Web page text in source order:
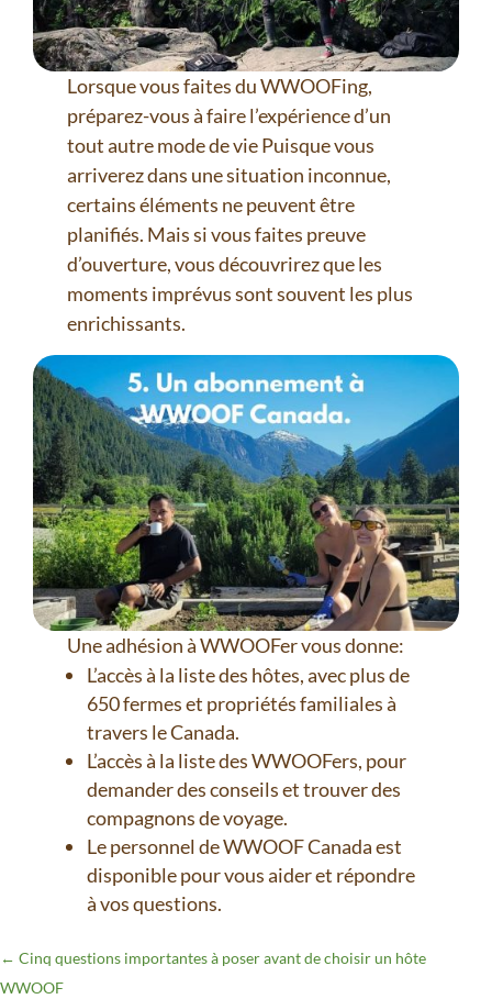
Lorsque vous faites du WWOOFing,
préparez-vous à faire l’expérience d’un
tout autre mode de vie Puisque vous
arriverez dans une situation inconnue,
certains éléments ne peuvent être
planifiés. Mais si vous faites preuve
d’ouverture, vous découvrirez que les
moments imprévus sont souvent les plus
enrichissants.⁠
Une adhésion à WWOOFer vous donne:
L’accès à la liste des hôtes, avec plus de
650 fermes et propriétés familiales à
travers le Canada.
L’accès à la liste des WWOOFers, pour
demander des conseils et trouver des
compagnons de voyage.
Le personnel de WWOOF Canada est
disponible pour vous aider et répondre
à vos questions.
← Cinq questions importantes à poser avant de choisir un hôte
WWOOF